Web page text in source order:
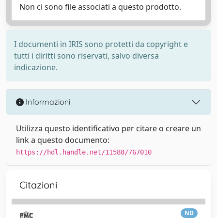
Non ci sono file associati a questo prodotto.
I documenti in IRIS sono protetti da copyright e
tutti i diritti sono riservati, salvo diversa
indicazione.
Informazioni
Utilizza questo identificativo per citare o creare un
link a questo documento:
https://hdl.handle.net/11588/767010
Citazioni
ND